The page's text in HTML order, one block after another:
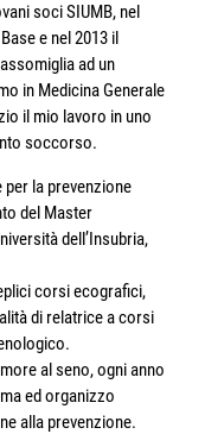
soci SIUMB, nel
e nel 2013 il
ad un
in Medicina Generale
il mio lavoro in uno
soccorso.
la prevenzione
del Master
dell’Insubria,
corsi ecografici,
di relatrice a corsi
al seno, ogni anno
ed organizzo
alla prevenzione.